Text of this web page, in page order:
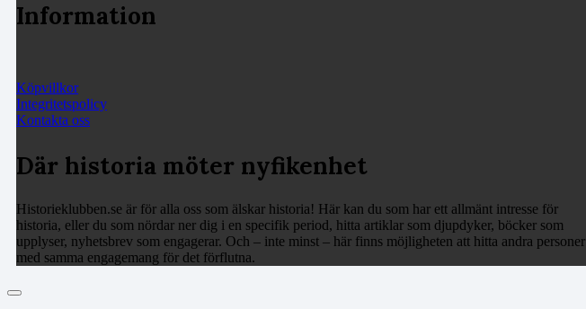
Information
Köpvillkor
Integritetspolicy
Kontakta oss
Där historia möter nyfikenhet
Historieklubben.se är för alla oss som älskar historia! Här kan du som har ett allmänt intresse för
historia, eller du som nördar ner dig i en specifik period, hitta artiklar som djupdyker, böcker som
upplyser, nyhetsbrev som engagerar. Och – inte minst – här finns möjligheten att hitta andra personer
med samma engagemang för det förflutna.